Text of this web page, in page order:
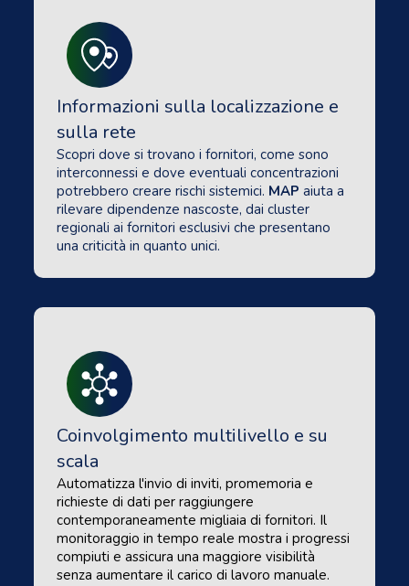
Informazioni sulla localizzazione e
sulla rete
Scopri dove si trovano i fornitori, come sono
interconnessi e dove eventuali concentrazioni
potrebbero creare rischi sistemici. MAP aiuta a
rilevare dipendenze nascoste, dai cluster
regionali ai fornitori esclusivi che presentano
una criticità in quanto unici.
Coinvolgimento multilivello e su
scala
Automatizza l'invio di inviti, promemoria e
richieste di dati per raggiungere
contemporaneamente migliaia di fornitori. Il
monitoraggio in tempo reale mostra i progressi
compiuti e assicura una maggiore visibilità
senza aumentare il carico di lavoro manuale.